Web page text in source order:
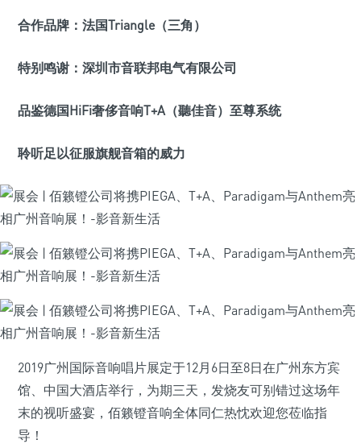
合作品牌： 法国Triangle（三角）
特别鸣谢： 深圳市音联邦电气有限公司
品鉴德国HiFi奢侈音响T+A（聽佳音）至尊系统
聆听足以征服旗舰音箱的威力
2019广州国际音响唱片展定于12月6日至8日在广州东方宾
馆、中国大酒店举行，为期三天，发烧友可别错过这场年
末的视听盛宴，佰籁镫音响全体同仁热忱欢迎您莅临指
导！